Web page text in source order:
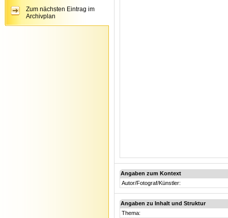
Angaben zum Kontext
Autor/Fotograf/Künstler:
Angaben zu Inhalt und Struktur
Thema:
Zum nächsten Eintrag im
Archivplan